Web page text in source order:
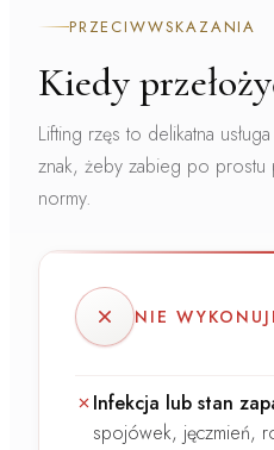
PRZECIWWSKAZANIA
Kiedy
Lifting rzęs to delikatna
znak, żeby zabieg po
normy.
NIE
Infekcja lub stan
spojówek, jęczmień,